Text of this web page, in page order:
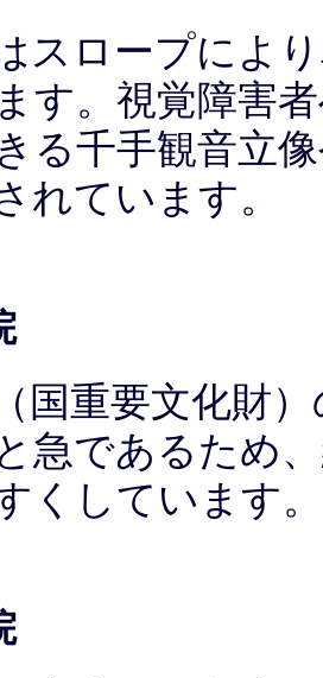
スロープによ
す。視覚障害
る千手観音立
れています。
国重要文化財
急であるため
くしています。